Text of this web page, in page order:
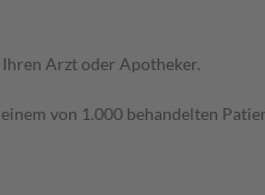
Arzt oder Apotheker.
von 1.000 behandelten